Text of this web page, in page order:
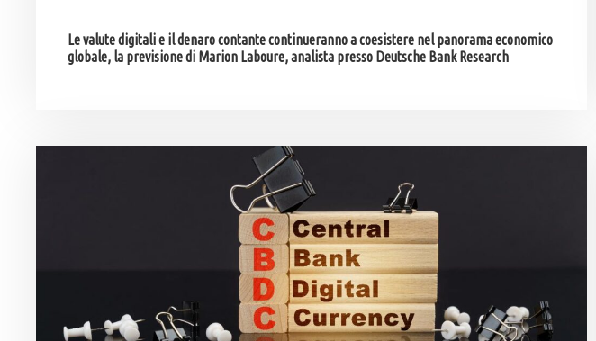
Le valute digitali e il denaro contante continueranno a coesistere nel panorama economico
globale, la previsione di Marion Laboure, analista presso Deutsche Bank Research